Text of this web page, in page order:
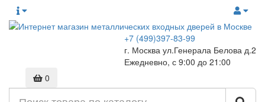
+7 (499)397-83-99
г. Москва ул.Генерала Белова д.2
Ежедневно, с 9:00 до 21:00
0